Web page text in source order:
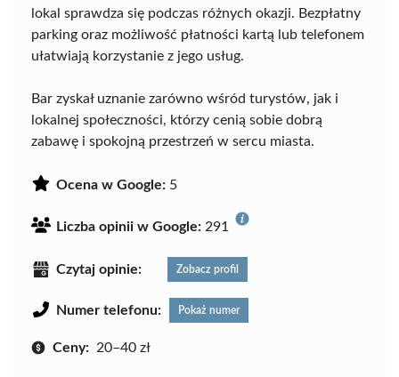
lokal sprawdza się podczas różnych okazji. Bezpłatny
parking oraz możliwość płatności kartą lub telefonem
ułatwiają korzystanie z jego usług.
Bar zyskał uznanie zarówno wśród turystów, jak i
lokalnej społeczności, którzy cenią sobie dobrą
zabawę i spokojną przestrzeń w sercu miasta.
Ocena w Google: 5
Liczba opinii w Google: 291
Czytaj opinie: Zobacz profil
Numer telefonu: Pokaż numer
Ceny: 20–40 zł